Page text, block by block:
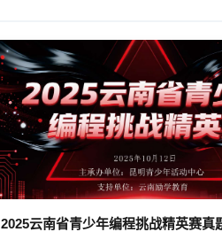
2025云南省青少年编程挑战精英赛真